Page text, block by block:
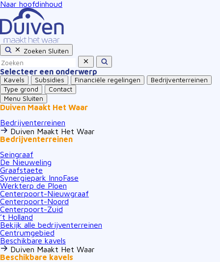
Naar hoofdinhoud
Zoeken Sluiten
Selecteer een onderwerp
Kavels Subsidies Financiële regelingen
Bedrijventerreinen
Type grond
Contact
Menu Sluiten
Duiven Maakt Het Waar
Bedrijventerreinen
Duiven Maakt Het Waar
Bedrijventerreinen
Seingraaf
De Nieuweling
Graafstaete
Synergiepark InnoFase
Werkterp de Ploen
Centerpoort-Nieuwgraaf
Centerpoort-Noord
Centerpoort-Zuid
’t Holland
Bekijk alle bedrijventerreinen
Centrumgebied
Beschikbare kavels
Duiven Maakt Het Waar
Beschikbare kavels